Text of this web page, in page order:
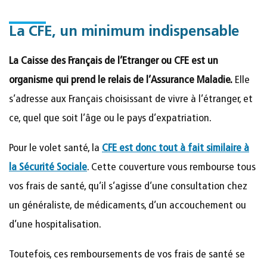
La CFE, un minimum indispensable
La Caisse des Français de l’Etranger ou CFE est un
organisme qui prend le relais de l’Assurance Maladie. Elle
s’adresse aux Français choisissant de vivre à l’étranger, et
ce, quel que soit l’âge ou le pays d’expatriation.
Pour le volet santé, la CFE est donc tout à fait similaire à
la Sécurité Sociale. Cette couverture vous rembourse tous
vos frais de santé, qu’il s’agisse d’une consultation chez
un généraliste, de médicaments, d’un accouchement ou
d’une hospitalisation.
Toutefois, ces remboursements de vos frais de santé se